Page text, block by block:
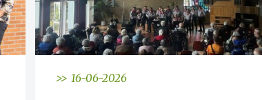
>> 16-06-2026